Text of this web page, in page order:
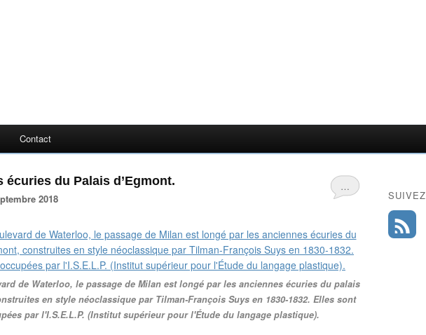
Contact
…
écuries du Palais d’Egmont.
2018
de Waterloo, le passage de Milan est longé par les anciennes écuries du palais
en style néoclassique par Tilman-François Suys en 1830-1832. Elles sont
par l'I.S.E.L.P. (Institut supérieur pour l'Étude du langage plastique).